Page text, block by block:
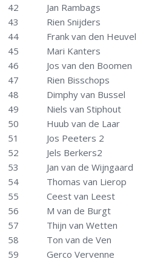
42
Jan Rambags
43
Rien Snijders
44
Frank van den Heuvel
45
Mari Kanters
46
Jos van den Boomen
47
Rien Bisschops
48
Dimphy van Bussel
49
Niels van Stiphout
50
Huub van de Laar
51
Jos Peeters 2
52
Jels Berkers2
53
Jan van de Wijngaard
54
Thomas van Lierop
55
Ceest van Leest
56
M van de Burgt
57
Thijn van Wetten
58
Ton van de Ven
59
Gerco Vervenne